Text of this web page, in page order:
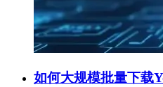
如何大规模批量下载